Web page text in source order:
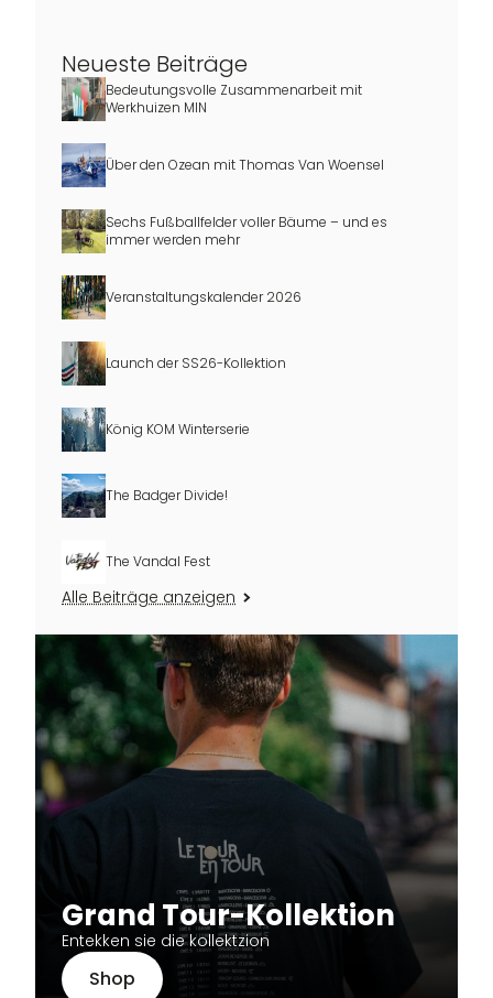
Neueste Beiträge
Bedeutungsvolle Zusammenarbeit mit
Werkhuizen MIN
Über den Ozean mit Thomas Van Woensel
Sechs Fußballfelder voller Bäume – und es
immer werden mehr
Veranstaltungskalender 2026
Launch der SS26-Kollektion
König KOM Winterserie
The Badger Divide!
The Vandal Fest
Alle Beiträge anzeigen
Grand Tour-Kollektion
Entekken sie die kollektzion
Shop